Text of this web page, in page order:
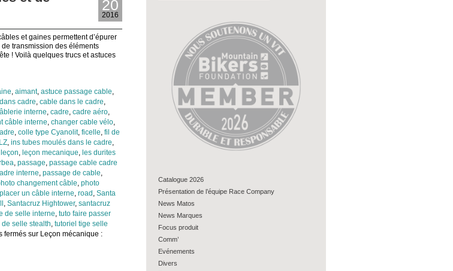
20
2016
et gaines permettent d’épurer
transmission des éléments
! Voilà quelques trucs et astuces
, aimant, astuce passage cable,
cadre, cable dans le cadre,
interne, cadre, cadre aéro,
câble interne, changer cable vélo,
, colle type Cyanolit, ficelle, fil de
, ins tubes moulés dans le cadre,
leçon, leçon mecanique, les durites
, passage, passage cable cadre
interne, passage de cable,
changement câble, photo
un câble interne, road , Santa
, Santacruz Hightower, santacruz
de selle interne, tuto faire passer
selle stealth, tutoriel tige selle
fermés sur Leçon mécanique :
Catalogue 2026
Présentation de l’équipe Race Company
News Matos
News Marques
Focus produit
Comm’
Evénements
Divers